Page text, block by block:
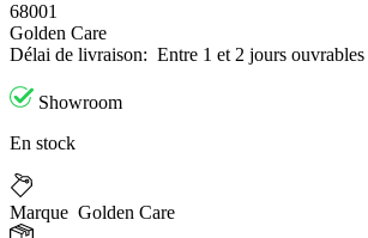
68001
Golden Care
Délai de livraison: Entre 1 et 2 jours ouvrables
Showroom
En stock
Marque Golden Care